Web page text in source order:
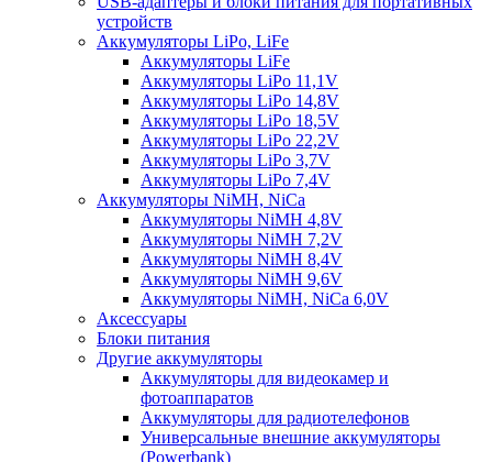
устройств
Аккумуляторы LiPo, LiFe
Аккумуляторы LiFe
Аккумуляторы LiPo 11,1V
Аккумуляторы LiPo 14,8V
Аккумуляторы LiPo 18,5V
Аккумуляторы LiPo 22,2V
Аккумуляторы LiPo 3,7V
Аккумуляторы LiPo 7,4V
Аккумуляторы NiMH, NiCa
Аккумуляторы NiMH 4,8V
Аккумуляторы NiMH 7,2V
Аккумуляторы NiMH 8,4V
Аккумуляторы NiMH 9,6V
Аккумуляторы NiMH, NiCa 6,0V
Аксессуары
Блоки питания
Другие аккумуляторы
Аккумуляторы для видеокамер и
фотоаппаратов
Аккумуляторы для радиотелефонов
Универсальные внешние аккумуляторы
(Powerbank)